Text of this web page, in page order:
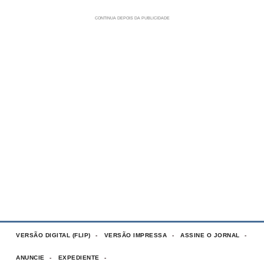
VERSÃO DIGITAL (FLIP) VERSÃO IMPRESSA ASSINE O JORNAL
ANUNCIE EXPEDIENTE